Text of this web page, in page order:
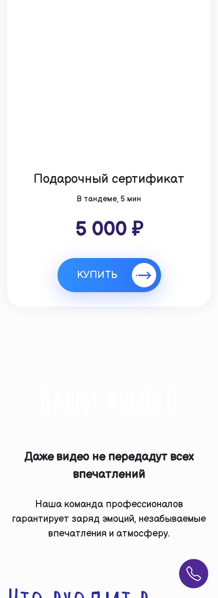
Подарочный сертификат
В тандеме, 5 мин
5 000 ₽
КУПИТЬ
Даже видео не передадут всех
впечатлений
Наша команда профессионалов
гарантирует заряд эмоций, незабываемые
впечатления и атмосферу.